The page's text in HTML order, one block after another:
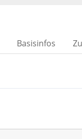
Basisinfos